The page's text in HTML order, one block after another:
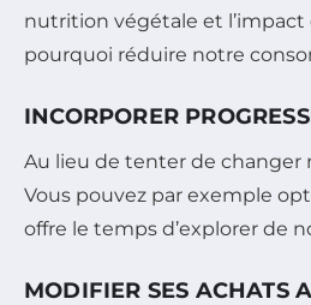
nutrition végétale et
pourquoi réduire notre
INCORPORER
Au lieu de tenter de changer
Vous pouvez par exemple
offre le temps d’explorer de
MODIFIER SES ACHATS